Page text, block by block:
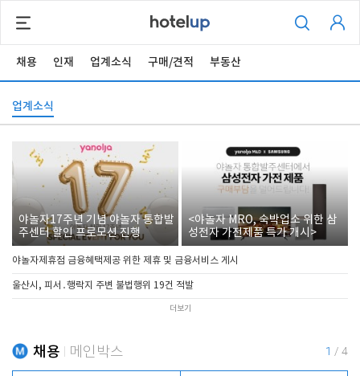
채용 인재 업계소식 구매/견적 부동산
업계소식
야놀자17주년 기념 야놀자 통합발
주센터 할인 프로모션 진행
<야놀자 MRO, 숙박업소 위한 삼
성전자 가전제품 특가 개시>
야놀자제휴점 금융혜택제공 위한 제휴 및 금융서비스 게시
울산시, 피서․행락지 주변 불법행위 19건 적발
더보기
채용 메인박스 1 / 4